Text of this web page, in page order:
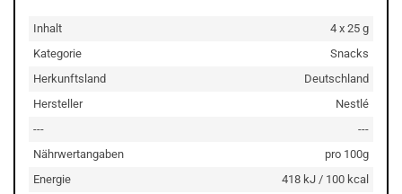
Inhalt
4 x 25 g
Kategorie
Snacks
Herkunftsland
Deutschland
Hersteller
Nestlé
---
---
Nährwertangaben
pro 100g
Energie
418 kJ / 100 kcal